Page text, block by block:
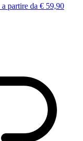
a partire da € 59,90